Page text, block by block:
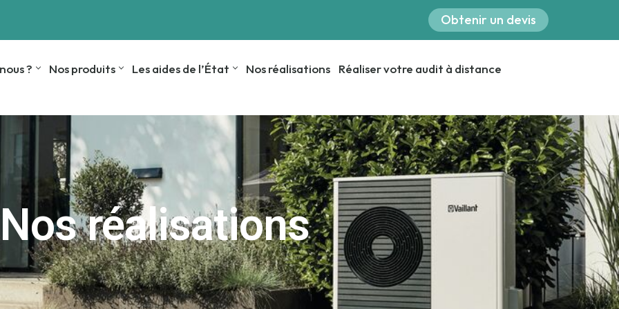
Obtenir un devis
? Nos produits Les aides de l’État Nos réalisations
Réaliser votre audit à distance
Nos réalisations